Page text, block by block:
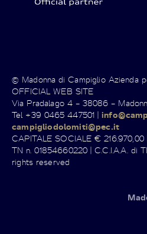
© Madonna di Campiglio Azienda
OFFICIAL WEB SITE
Via Pradalago 4 – 38086 –
Tel +39 0465 447501 |
campigliodolomiti@pec.it
CAPITALE SOCIALE € 216.970,00
TN n. 01854660220 | C.C.I.A.A. di
rights reserved